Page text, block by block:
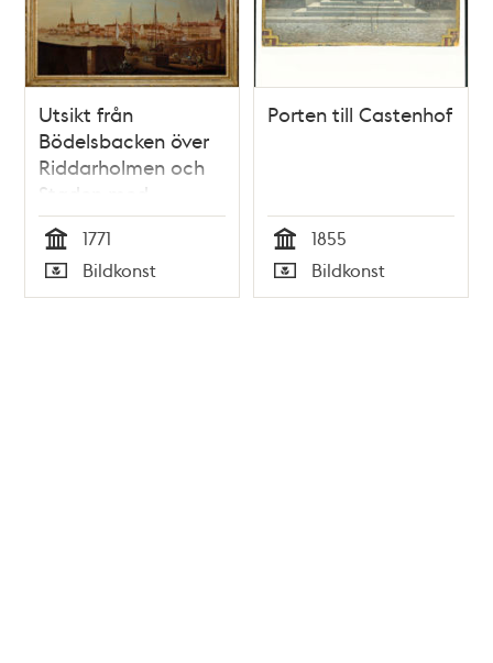
Utsikt från
Bödelsbacken över
Riddarholmen och
Staden med
Storkyrkan och
Tyska kyrkan
Tid
1771
Typ
Bildkonst
Porten till Castenhof
Tid
1855
Typ
Bildkonst